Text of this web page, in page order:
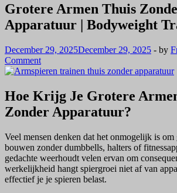
Grotere Armen Thuis
Apparatuur | Bodyweight
December 29, 2025December 29, 2025 - by
Comment
Hoe Krijg Je Grotere
Zonder Apparatuur?
Veel mensen denken dat het onmogelijk is om
bouwen zonder dumbbells, halters of
gedachte weerhoudt velen ervan om
werkelijkheid hangt spiergroei niet af van
effectief je je spieren belast.